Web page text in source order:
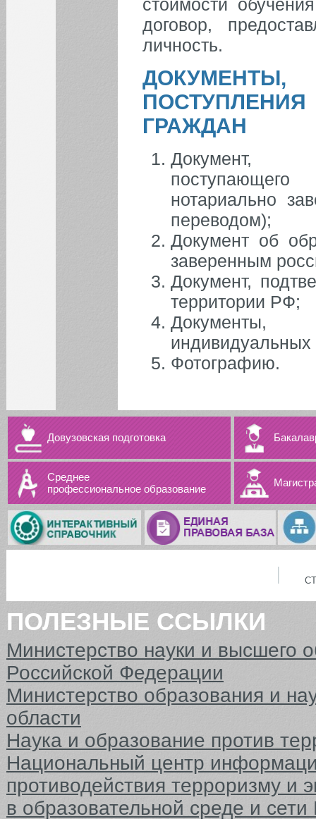
БИБЛИОТЕКА
ИНСТИТУТЫ
КАФЕДРЫ
ФАКУЛЬТЕТЫ
стоимости
договор,
личность.
ГРАЖДАН
Документ,
нотариально
переводом);
Документ об
заверенным
Документ,
территории РФ;
Документы,
Фотографию.
Довузовская подготовка
Среднее
профессиональное образование
ПОЛЕЗНЫЕ ССЫЛКИ
Министерство науки и высшего
Российской Федерации
Министерство образования и
области
Наука и образование против
Национальный центр
противодействия терроризму и
в образовательной среде и сети